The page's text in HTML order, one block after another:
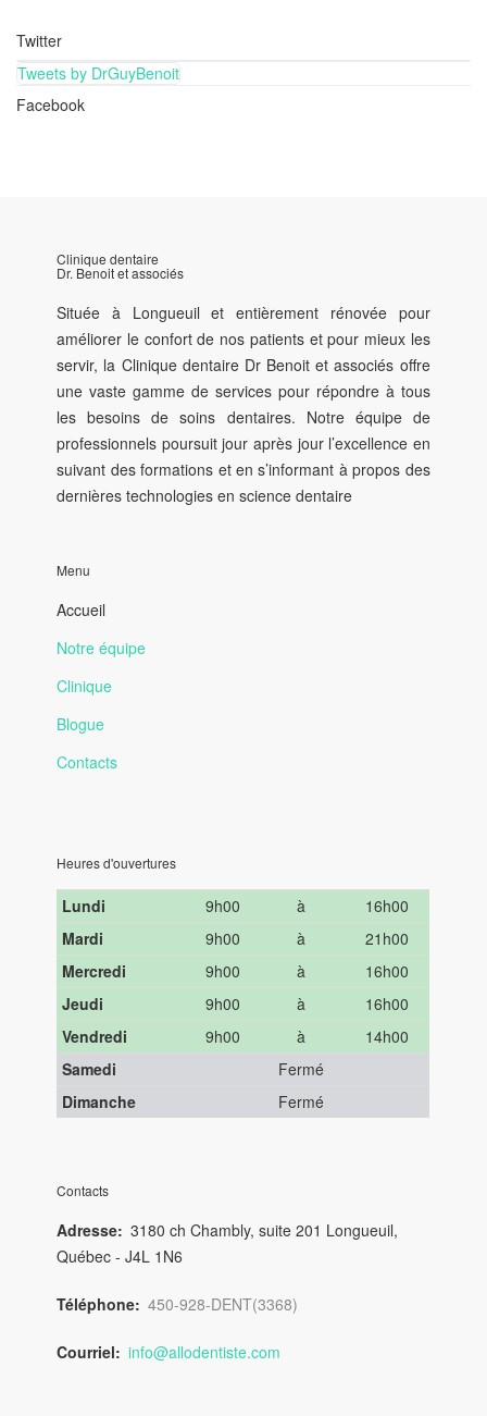
Twitter
Tweets by DrGuyBenoit
Facebook
Clinique dentaire
Dr. Benoit et associés
Située à Longueuil et entièrement rénovée pour
améliorer le confort de nos patients et pour mieux les
servir, la Clinique dentaire Dr Benoit et associés offre
une vaste gamme de services pour répondre à tous
les besoins de soins dentaires. Notre équipe de
professionnels poursuit jour après jour l’excellence en
suivant des formations et en s’informant à propos des
dernières technologies en science dentaire
Menu
Accueil
Notre équipe
Clinique
Blogue
Contacts
Heures d'ouvertures
Lundi 9h00 à
16h00
Mardi
9h00 à
21h00
Mercredi
9h00 à
16h00
Jeudi
9h00 à
16h00
Vendredi
9h00 à
14h00
Samedi
Fermé
Dimanche
Fermé
Contacts
Adresse
3180 ch Chambly, suite 201 Longueuil,
Québec - J4L 1N6
Téléphone 450-928-DENT(3368)
Courriel info@allodentiste.com